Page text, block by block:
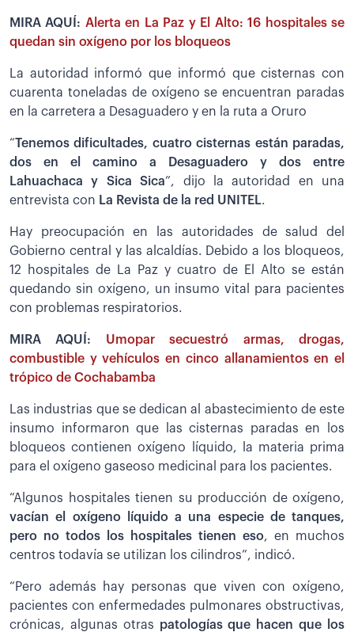
MIRA AQUÍ: Alerta en La Paz y El Alto: 16 hospitales se
quedan sin oxígeno por los bloqueos
La autoridad informó que informó que cisternas con
cuarenta toneladas de oxígeno se encuentran paradas
en la carretera a Desaguadero y en la ruta a Oruro
“Tenemos dificultades, cuatro cisternas están paradas,
dos en el camino a Desaguadero y dos entre
Lahuachaca y Sica Sica”, dijo la autoridad en una
entrevista con La Revista de la red UNITEL.
Hay preocupación en las autoridades de salud del
Gobierno central y las alcaldías. Debido a los bloqueos,
12 hospitales de La Paz y cuatro de El Alto se están
quedando sin oxígeno, un insumo vital para pacientes
con problemas respiratorios.
MIRA AQUÍ: Umopar secuestró armas, drogas,
combustible y vehículos en cinco allanamientos en el
trópico de Cochabamba
Las industrias que se dedican al abastecimiento de este
insumo informaron que las cisternas paradas en los
bloqueos contienen oxígeno líquido, la materia prima
para el oxígeno gaseoso medicinal para los pacientes.
“Algunos hospitales tienen su producción de oxígeno,
vacían el oxígeno líquido a una especie de tanques,
pero no todos los hospitales tienen eso, en muchos
centros todavía se utilizan los cilindros”, indicó.
“Pero además hay personas que viven con oxígeno,
pacientes con enfermedades pulmonares obstructivas,
crónicas, algunas otras patologías que hacen que los